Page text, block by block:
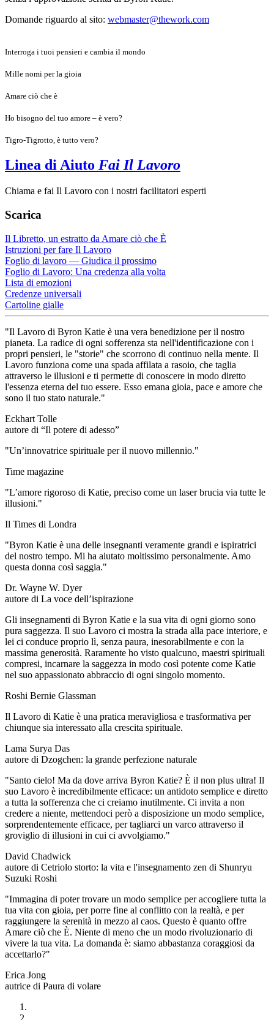
Domande riguardo al sito: webmaster@thework.com
Interroga i tuoi pensieri e cambia il mondo
Mille nomi per la gioia
Amare ciò che è
Ho bisogno del tuo amore – è vero?
Tigro-Tigrotto, è tutto vero?
Linea di Aiuto Fai Il Lavoro
Chiama e fai Il Lavoro con i nostri facilitatori esperti
Scarica
Il Libretto, un estratto da Amare ciò che È
Istruzioni per fare Il Lavoro
Foglio di lavoro — Giudica il prossimo
Foglio di Lavoro: Una credenza alla volta
Lista di emozioni
Credenze universali
Cartoline gialle
"Il Lavoro di Byron Katie è una vera benedizione per il nostro
pianeta. La radice di ogni sofferenza sta nell'identificazione con i
propri pensieri, le "storie" che scorrono di continuo nella mente. Il
Lavoro funziona come una spada affilata a rasoio, che taglia
attraverso le illusioni e ti permette di conoscere in modo diretto
l'essenza eterna del tuo essere. Esso emana gioia, pace e amore che
sono il tuo stato naturale."
Eckhart Tolle
autore di “Il potere di adesso”
"Un’innovatrice spirituale per il nuovo millennio."
Time magazine
"L’amore rigoroso di Katie, preciso come un laser brucia via tutte le
illusioni."
Il Times di Londra
"Byron Katie è una delle insegnanti veramente grandi e ispiratrici
del nostro tempo. Mi ha aiutato moltissimo personalmente. Amo
questa donna così saggia."
Dr. Wayne W. Dyer
autore di La voce dell’ispirazione
Gli insegnamenti di Byron Katie e la sua vita di ogni giorno sono
pura saggezza. Il suo Lavoro ci mostra la strada alla pace interiore, e
lei ci conduce proprio lì, senza paura, inesorabilmente e con la
massima generosità. Raramente ho visto qualcuno, maestri spirituali
compresi, incarnare la saggezza in modo così potente come Katie
nel suo appassionato abbraccio di ogni singolo momento.
Roshi Bernie Glassman
Il Lavoro di Katie è una pratica meravigliosa e trasformativa per
chiunque sia interessato alla crescita spirituale.
Lama Surya Das
autore di Dzogchen: la grande perfezione naturale
"Santo cielo! Ma da dove arriva Byron Katie? È il non plus ultra! Il
suo Lavoro è incredibilmente efficace: un antidoto semplice e diretto
a tutta la sofferenza che ci creiamo inutilmente. Ci invita a non
credere a niente, mettendoci però a disposizione un modo semplice,
sorprendentemente efficace, per tagliarci un varco attraverso il
groviglio di illusioni in cui ci avvolgiamo."
David Chadwick
autore di Cetriolo storto: la vita e l'insegnamento zen di Shunryu
Suzuki Roshi
"Immagina di poter trovare un modo semplice per accogliere tutta la
tua vita con gioia, per porre fine al conflitto con la realtà, e per
raggiungere la serenità in mezzo al caos. Questo è quanto offre
Amare ciò che È. Niente di meno che un modo rivoluzionario di
vivere la tua vita. La domanda è: siamo abbastanza coraggiosi da
accettarlo?"
Erica Jong
autrice di Paura di volare